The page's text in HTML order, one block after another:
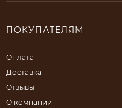
ПОКУПАТЕЛЯМ
Оплата
Доставка
Отзывы
О компании